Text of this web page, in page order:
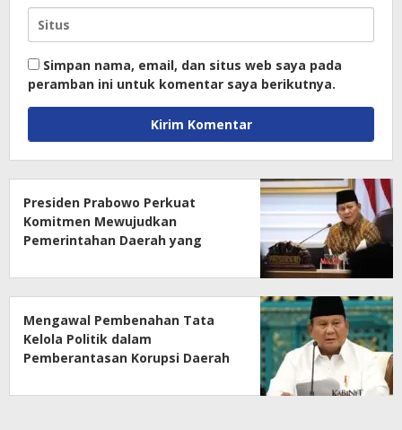
Simpan nama, email, dan situs web saya pada
peramban ini untuk komentar saya berikutnya.
Presiden Prabowo Perkuat
Komitmen Mewujudkan
Pemerintahan Daerah yang
Mengawal Pembenahan Tata
Kelola Politik dalam
Pemberantasan Korupsi Daerah